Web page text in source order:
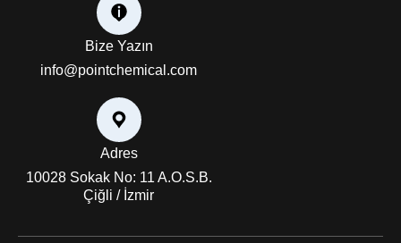
info@pointchemical.com
Bize Yazın
10028 Sokak No: 11 A.O.S.B.
Çiğli / İzmir
Adres